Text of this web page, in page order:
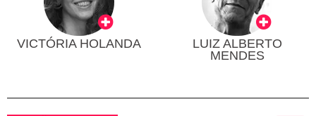
VICTÓRIA HOLANDA
LUIZ ALBERTO
MENDES